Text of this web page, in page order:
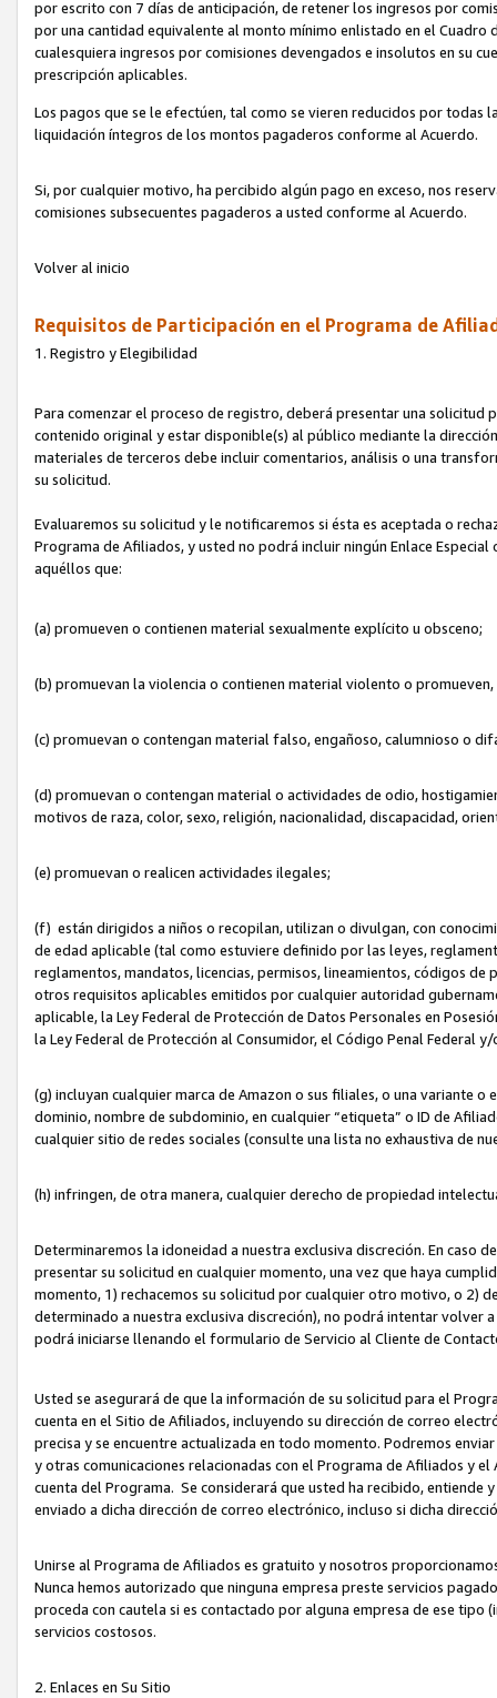
por escrito con 7 días de anticipación, de retener los ingresos por
por una cantidad equivalente al monto mínimo enlistado en el
cualesquiera ingresos por comisiones devengados e insolutos en su
prescripción aplicables.
Los pagos que se le efectúen, tal como se vieren reducidos por todas
liquidación íntegros de los montos pagaderos conforme al Acuerdo.
Si, por cualquier motivo, ha percibido algún pago en exceso, nos
comisiones subsecuentes pagaderos a usted conforme al Acuerdo.
Volver al inicio
Requisitos de Participación en el Programa de
1. Registro y Elegibilidad
Para comenzar el proceso de registro, deberá presentar una solicitud
contenido original y estar disponible(s) al público mediante la
materiales de terceros debe incluir comentarios, análisis o una
su solicitud.
Evaluaremos su solicitud y le notificaremos si ésta es aceptada o
Programa de Afiliados, y usted no podrá incluir ningún Enlace
aquéllos que:
(a) promueven o contienen material sexualmente explícito u obsceno;
(b) promuevan la violencia o contienen material violento o
(c) promuevan o contengan material falso, engañoso, calumnioso o
(d) promuevan o contengan material o actividades de odio,
motivos de raza, color, sexo, religión, nacionalidad, discapacidad,
(e) promuevan o realicen actividades ilegales;
(f) están dirigidos a niños o recopilan, utilizan o divulgan, con
de edad aplicable (tal como estuviere definido por las leyes,
reglamentos, mandatos, licencias, permisos, lineamientos, códigos
otros requisitos aplicables emitidos por cualquier autoridad
aplicable, la Ley Federal de Protección de Datos Personales en
la Ley Federal de Protección al Consumidor, el Código Penal Federal
(g) incluyan cualquier marca de Amazon o sus filiales, o una variante
dominio, nombre de subdominio, en cualquier “etiqueta” o ID de
cualquier sitio de redes sociales (consulte una lista no exhaustiva de
(h) infringen, de otra manera, cualquier derecho de propiedad
Determinaremos la idoneidad a nuestra exclusiva discreción. En caso
presentar su solicitud en cualquier momento, una vez que haya
momento, 1) rechacemos su solicitud por cualquier otro motivo, o 2)
determinado a nuestra exclusiva discreción), no podrá intentar volver
podrá iniciarse llenando el formulario de Servicio al Cliente de
Usted se asegurará de que la información de su solicitud para el
cuenta en el Sitio de Afiliados, incluyendo su dirección de correo
precisa y se encuentre actualizada en todo momento. Podremos
y otras comunicaciones relacionadas con el Programa de Afiliados y
cuenta del Programa. Se considerará que usted ha recibido, entiende
enviado a dicha dirección de correo electrónico, incluso si dicha
Unirse al Programa de Afiliados es gratuito y nosotros
Nunca hemos autorizado que ninguna empresa preste servicios
proceda con cautela si es contactado por alguna empresa de ese
servicios costosos.
2. Enlaces en Su Sitio